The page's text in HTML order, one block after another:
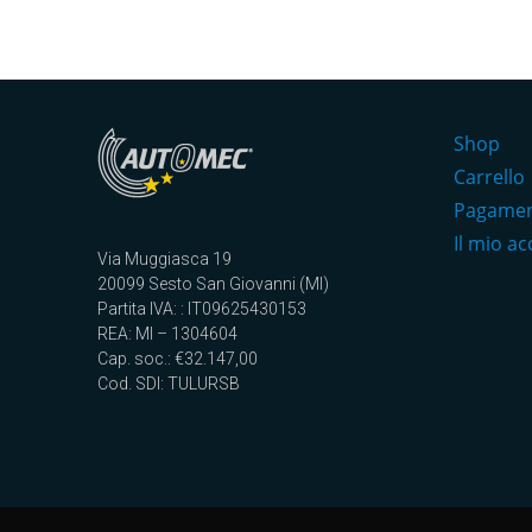
Via Muggiasca 19
20099 Sesto San Giovanni (MI)
Partita IVA: : IT09625430153
REA: MI – 1304604
Cap. soc.: €32.147,00
Cod. SDI: TULURSB
Shop
Carrello
Il mio